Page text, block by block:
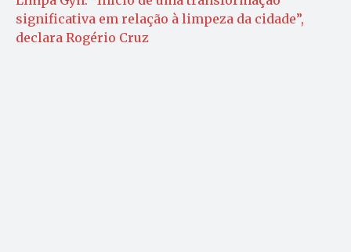
significativa em relação à limpeza da cidade”,
declara Rogério Cruz